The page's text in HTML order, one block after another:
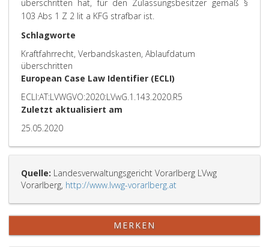
überschritten hat, für den Zulassungsbesitzer gemäß §
103 Abs 1 Z 2 lit a KFG strafbar ist.
Schlagworte
Kraftfahrrecht, Verbandskasten, Ablaufdatum
überschritten
European Case Law Identifier (ECLI)
ECLI:AT:LVWGVO:2020:LVwG.1.143.2020.R5
Zuletzt aktualisiert am
25.05.2020
Quelle: Landesverwaltungsgericht Vorarlberg LVwg
Vorarlberg, http://www.lvwg-vorarlberg.at
MERKEN